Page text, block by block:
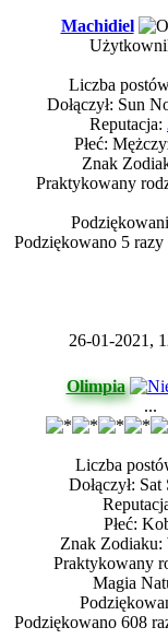
Machidiel
Liczba
Dołączył: Sun
Reputacja:
Płeć:
Znak
Praktykowany
Podziękowano 5 razy
26-01-2021,
Olimpia
...
Liczba
Dołączył: Sat
Płeć:
Znak Zodiaku:
Praktykowany
Magia
Podziękowano 608